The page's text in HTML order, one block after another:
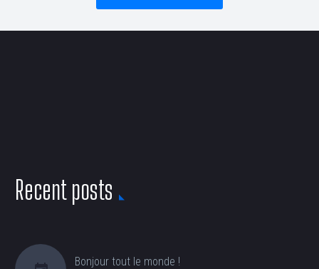
Recent posts
Bonjour tout le monde !